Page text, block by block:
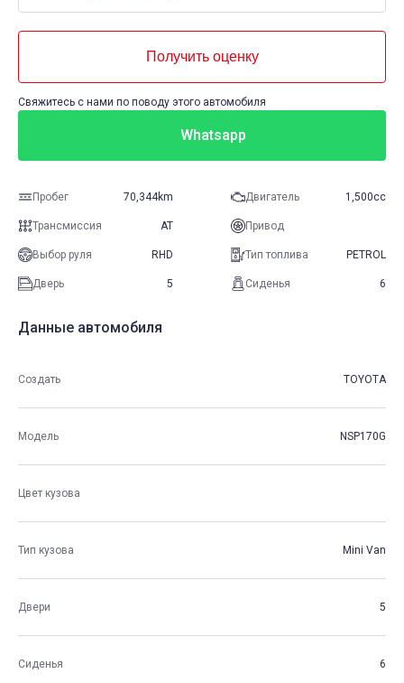
Получить оценку
Свяжитесь с нами по поводу этого автомобиля
Whatsapp
Пробег 70,344km Двигатель 1,500cc
Трансмиссия AT Привод
Выбор руля RHD Тип топлива PETROL
Дверь 5 Сиденья 6
Данные автомобиля
Создать TOYOTA
Модель NSP170G
Цвет кузова
Тип кузова Mini Van
Двери 5
Сиденья 6